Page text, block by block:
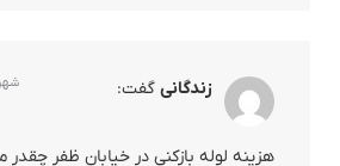
زندگانی گفت: شهریور ۱۶, ۱۴۰۱ در
هزینه لوله بازکنی در خیابان ظفر چقدر